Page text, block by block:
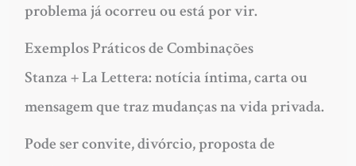
problema já ocorreu ou está por vir.
Exemplos Práticos de Combinações
Stanza + La Lettera: notícia íntima, carta ou
mensagem que traz mudanças na vida privada.
Pode ser convite, divórcio, proposta de